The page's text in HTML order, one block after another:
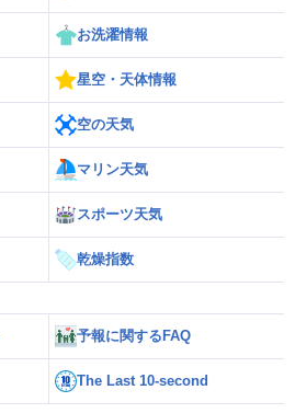
お洗濯情報
星空・天体情報
空の天気
マリン天気
スポーツ天気
乾燥指数
予報に関するFAQ
The Last 10-second